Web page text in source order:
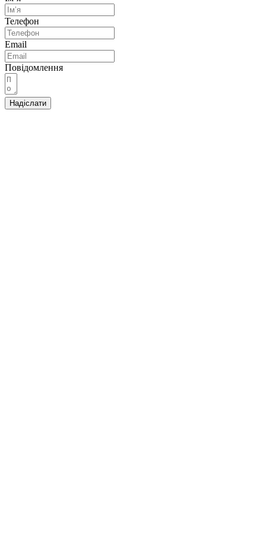
Телефон
Email
Повідомлення
Надіслати